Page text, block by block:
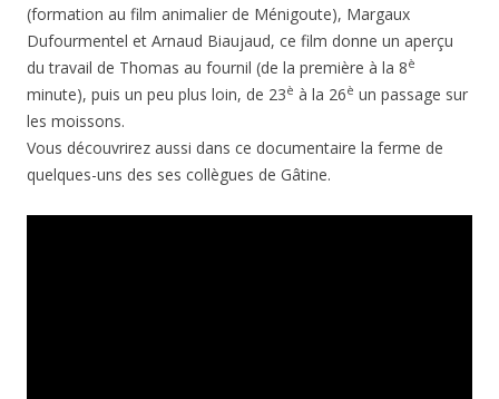
(formation au film animalier de Ménigoute), Margaux
Dufourmentel et Arnaud Biaujaud, ce film donne un aperçu
du travail de Thomas au fournil (de la première à la 8è
minute), puis un peu plus loin, de 23è à la 26è un passage sur
les moissons.
Vous découvrirez aussi dans ce documentaire la ferme de
quelques-uns des ses collègues de Gâtine.